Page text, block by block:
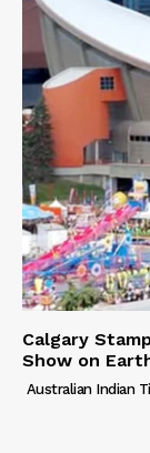
Calgary
Show on
Australian Indian